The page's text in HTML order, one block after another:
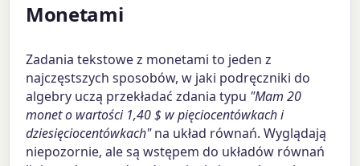
Monetami
Zadania tekstowe z monetami to jeden z
najczęstszych sposobów, w jaki podręczniki do
algebry uczą przekładać zdania typu "Mam 20
monet o wartości 1,40 $ w pięciocentówkach i
dziesięciocentówkach"na układ równań. Wyglądają
niepozornie, ale są wstępem do układów równań